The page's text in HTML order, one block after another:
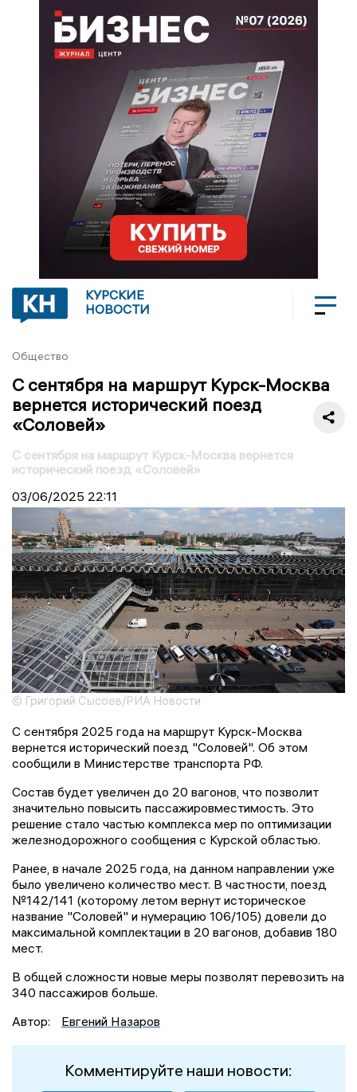
КУРСКИЕ
НОВОСТИ
Общество
С сентября на маршрут Курск-Москва
вернется исторический поезд
«Соловей»
С сентября на маршрут Курск-Москва вернется
исторический поезд «Соловей»
03/06/2025 22:11
© Григорий Сысоев/РИА Новости
С сентября 2025 года на маршрут Курск-Москва
вернется исторический поезд "Соловей". Об этом
сообщили в Министерстве транспорта РФ.
Состав будет увеличен до 20 вагонов, что позволит
значительно повысить пассажировместимость. Это
решение стало частью комплекса мер по оптимизации
железнодорожного сообщения с Курской областью.
Ранее, в начале 2025 года, на данном направлении уже
было увеличено количество мест. В частности, поезд
№142/141 (которому летом вернут историческое
название "Соловей" и нумерацию 106/105) довели до
максимальной комплектации в 20 вагонов, добавив 180
мест.
В общей сложности новые меры позволят перевозить на
340 пассажиров больше.
Автор:
Евгений Назаров
Комментируйте наши новости: